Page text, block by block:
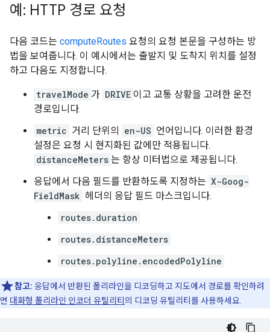
예: HTTP 경로 요청
다음 코드는 computeRoutes 요청의 요청 본문을 구성하는 방
법을 보여줍니다. 이 예시에서는 출발지 및 도착지 위치를 설정
하고 다음도 지정합니다.
travelMode 가 DRIVE 이고 교통 상황을 고려한 운전
경로입니다.
metric 거리 단위의 en-US 언어입니다. 이러한 환경
설정은 요청 시 현지화된 값에만 적용됩니다.
distanceMeters 는 항상 미터법으로 제공됩니다.
응답에서 다음 필드를 반환하도록 지정하는 X-Goog-
FieldMask 헤더의 응답 필드 마스크입니다.
routes.duration
routes.distanceMeters
routes.polyline.encodedPolyline
참고: 응답에서 반환된 폴리라인을 디코딩하고 지도에서 경로를 확인하려
면 대화형 폴리라인 인코더 유틸리티 의 디코딩 유틸리티를 사용하세요.